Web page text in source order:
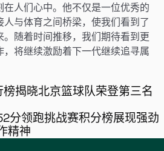
人们心中。他不仅是一位优秀的
与体育之间桥梁，使我们看到了
。随着时间推移，我们期待看到更
，将继续激励着下一代继续追寻属
揭晓北京篮球队荣登第三名
分领跑挑战赛积分榜展现强劲
精神